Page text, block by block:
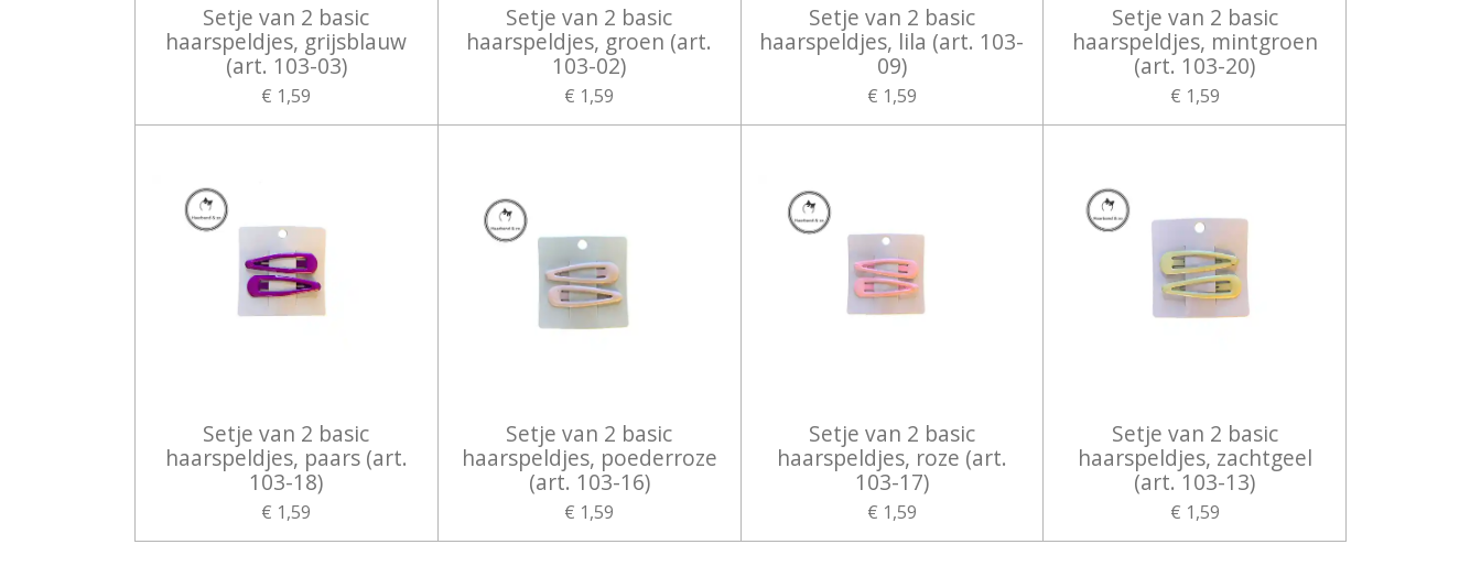
Setje van 2 basic
haarspeldjes, grijsblauw
(art. 103-03)
€ 1,59
Setje van 2 basic
haarspeldjes, groen (art.
103-02)
€ 1,59
Setje van 2 basic
haarspeldjes, lila (art. 103-
09)
€ 1,59
Setje van 2 basic
haarspeldjes, mintgroen
(art. 103-20)
€ 1,59
Setje van 2 basic
haarspeldjes, paars (art.
103-18)
€ 1,59
Setje van 2 basic
haarspeldjes, poederroze
(art. 103-16)
€ 1,59
Setje van 2 basic
haarspeldjes, roze (art.
103-17)
€ 1,59
Setje van 2 basic
haarspeldjes, zachtgeel
(art. 103-13)
€ 1,59